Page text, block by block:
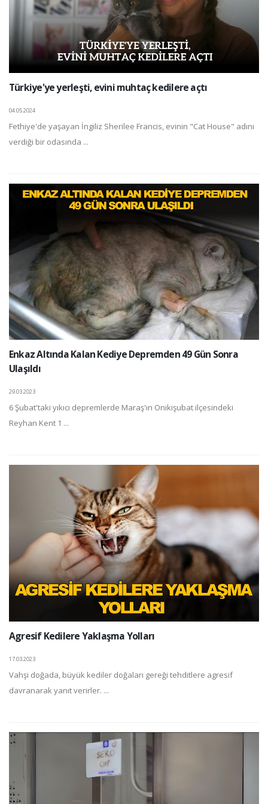
Türkiye'ye yerleşti, evini muhtaç kedilere açtı
04.05.2024
Fethiye'de yaşayan İngiliz Sherilee Francis, evinin "Cat House" adını
verdiği bir odasında ...
Enkaz Altında Kalan Kediye Depremden 49 Gün Sonra
Ulaşıldı
29.03.2023
6 Şubat'taki yıkıcı depremlerde Maraş'ın Onikişubat ilçesindeki
Reyhan Kent 1 ...
Agresif Kedilere Yaklaşma Yolları
17.03.2023
Vahşi doğada, büyük kediler doğaları gereği tehditlere agresif
davranarak yanıt verirler. ...